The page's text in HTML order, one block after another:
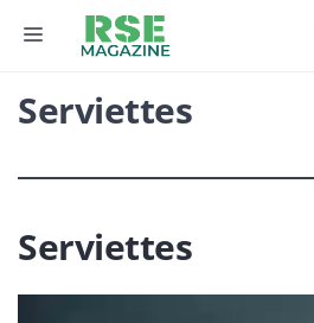
MENU
Serviettes
Serviettes